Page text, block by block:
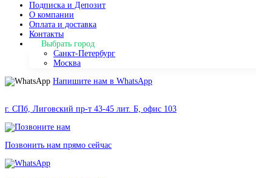
Подписка и Депозит
О компании
Оплата и доставка
Контакты
Выбрать город
Санкт-Петербург
Москва
Напишите нам в WhatsApp
г. СПб, Лиговский пр-т 43-45 лит. Б, офис 103
Позвонить нам прямо сейчас